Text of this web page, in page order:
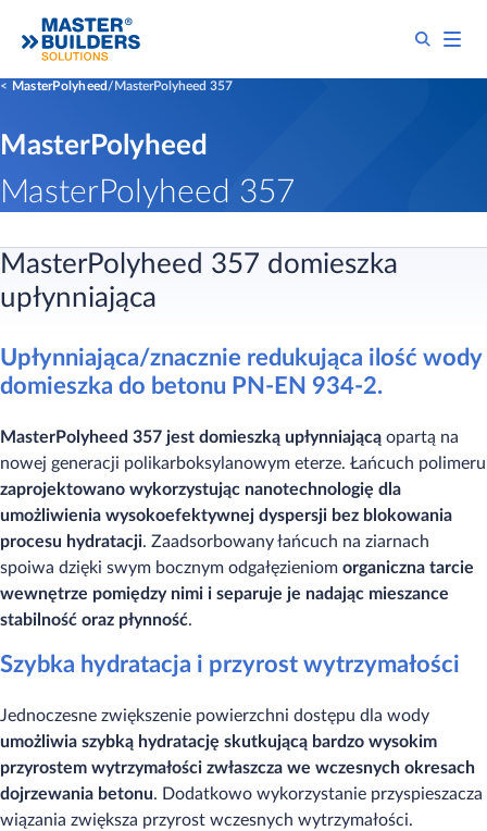
MasterPolyheed MasterPolyheed 357
MasterPolyheed
MasterPolyheed 357
MasterPolyheed 357 domieszka
upłynniająca
Upłynniająca/znacznie redukująca ilość wody
domieszka do betonu PN-EN 934-2.
MasterPolyheed 357 jest domieszką upłynniającą opartą na
nowej generacji polikarboksylanowym eterze. Łańcuch polimeru
zaprojektowano wykorzystując nanotechnologię dla
umożliwienia wysokoefektywnej dyspersji bez blokowania
procesu hydratacji. Zaadsorbowany łańcuch na ziarnach
spoiwa dzięki swym bocznym odgałęzieniom organiczna tarcie
wewnętrze pomiędzy nimi i separuje je nadając mieszance
stabilność oraz płynność.
Szybka hydratacja i przyrost wytrzymałości
Jednoczesne zwiększenie powierzchni dostępu dla wody
umożliwia szybką hydratację skutkującą bardzo wysokim
przyrostem wytrzymałości zwłaszcza we wczesnych okresach
dojrzewania betonu. Dodatkowo wykorzystanie przyspieszacza
wiązania zwiększa przyrost wczesnych wytrzymałości.